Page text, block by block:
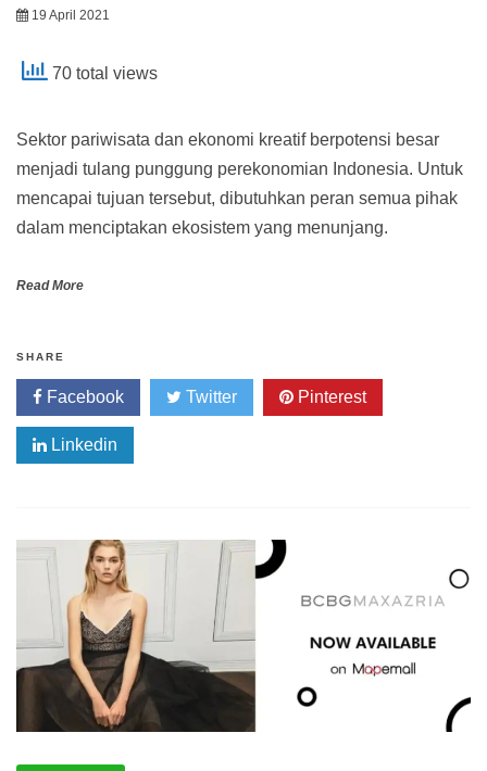
19 April 2021
70 total views
Sektor pariwisata dan ekonomi kreatif berpotensi besar
menjadi tulang punggung perekonomian Indonesia. Untuk
mencapai tujuan tersebut, dibutuhkan peran semua pihak
dalam menciptakan ekosistem yang menunjang.
Read More
SHARE
Facebook Twitter Pinterest
Linkedin